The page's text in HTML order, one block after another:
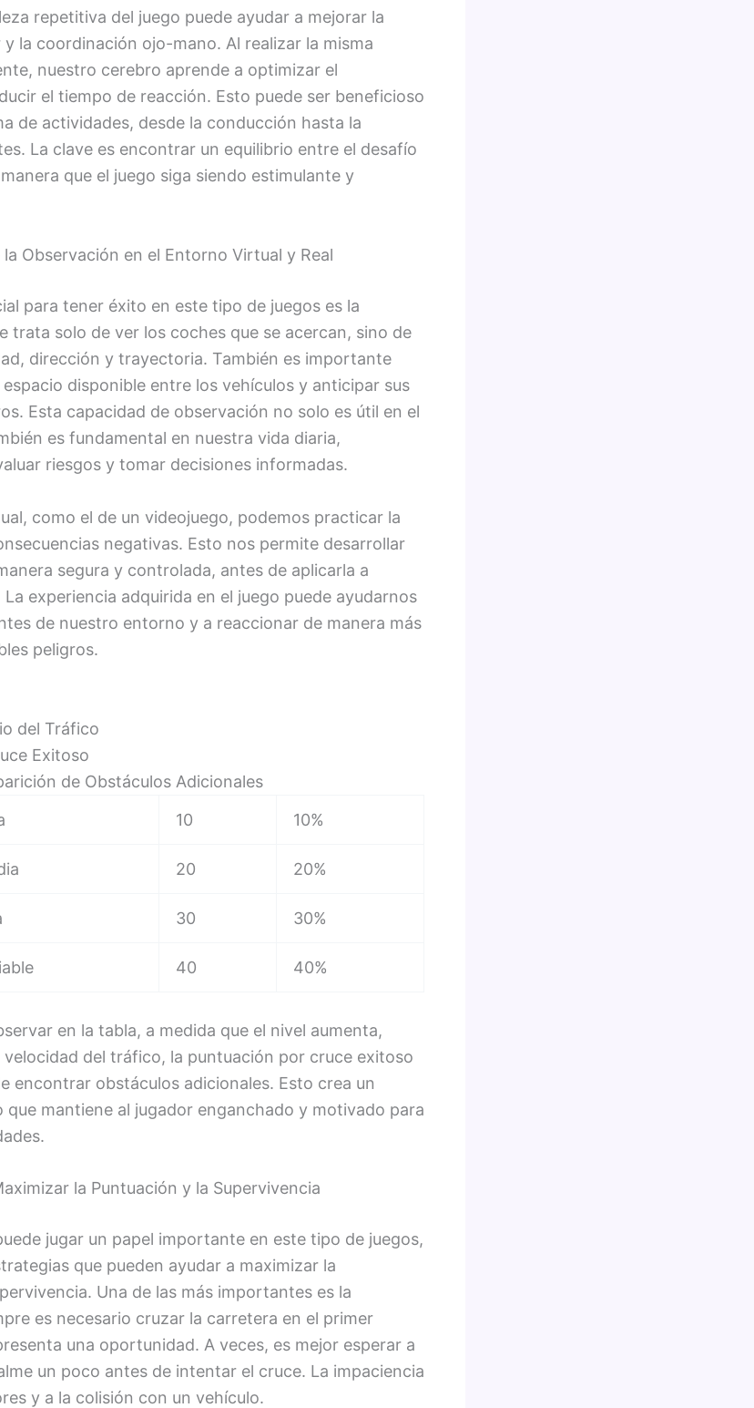
repetitiva del juego puede ayudar a mejorar la
y la coordinación ojo-mano. Al realizar la misma
nuestro cerebro aprende a optimizar el
el tiempo de reacción. Esto puede ser beneficioso
de actividades, desde la conducción hasta la
La clave es encontrar un equilibrio entre el desafío
que el juego siga siendo estimulante y
Observación en el Entorno Virtual y Real
para tener éxito en este tipo de juegos es la
trata solo de ver los coches que se acercan, sino de
dirección y trayectoria. También es importante
disponible entre los vehículos y anticipar sus
Esta capacidad de observación no solo es útil en el
es fundamental en nuestra vida diaria,
riesgos y tomar decisiones informadas.
como el de un videojuego, podemos practicar la
negativas. Esto nos permite desarrollar
segura y controlada, antes de aplicarla a
La experiencia adquirida en el juego puede ayudarnos
de nuestro entorno y a reaccionar de manera más
peligros.
del Tráfico
Exitoso
de Obstáculos Adicionales
10 10%
20 20%
30 30%
40 40%
en la tabla, a medida que el nivel aumenta,
del tráfico, la puntuación por cruce exitoso
encontrar obstáculos adicionales. Esto crea un
que mantiene al jugador enganchado y motivado para
la Puntuación y la Supervivencia
jugar un papel importante en este tipo de juegos,
que pueden ayudar a maximizar la
Una de las más importantes es la
es necesario cruzar la carretera en el primer
una oportunidad. A veces, es mejor esperar a
un poco antes de intentar el cruce. La impaciencia
y a la colisión con un vehículo.